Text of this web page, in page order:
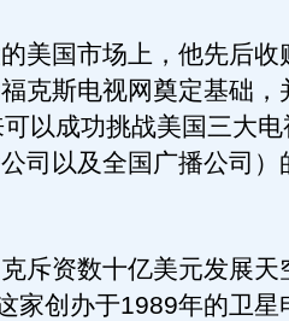
国市场上，他先后收
克斯电视网奠定基础，
以成功挑战美国三大
司以及全国广播公司）
资数十亿美元发展天
家创办于1989年的卫星